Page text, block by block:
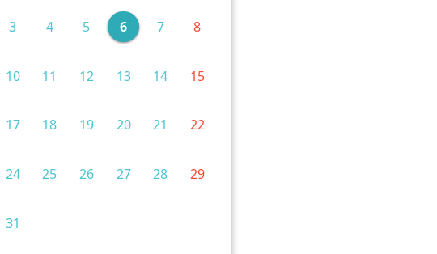
3 4 5 6 7 8
10 11 12 13 14 15
17 18 19 20 21 22
24 25 26 27 28 29
31